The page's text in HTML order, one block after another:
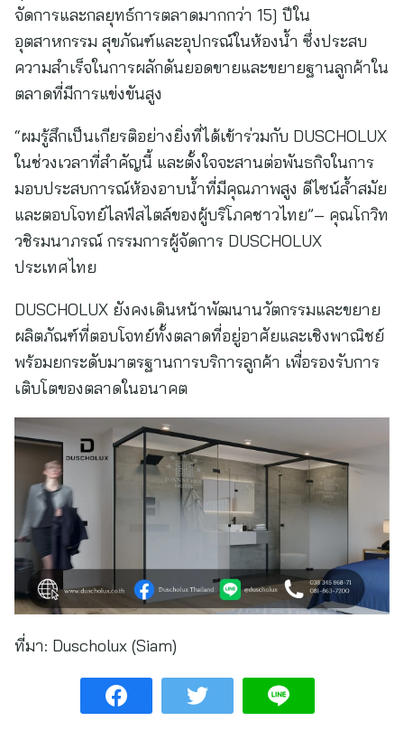
จัดการและกลยุทธ์การตลาดมากกว่า 15] ปีใน
อุตสาหกรรม สุขภัณฑ์และอุปกรณ์ในห้องน้ำ ซึ่งประสบ
ความสำเร็จในการผลักดันยอดขายและขยายฐานลูกค้าใน
ตลาดที่มีการแข่งขันสูง
“ผมรู้สึกเป็นเกียรติอย่างยิ่งที่ได้เข้าร่วมกับ DUSCHOLUX
ในช่วงเวลาที่สำคัญนี้ และตั้งใจจะสานต่อพันธกิจในการ
มอบประสบการณ์ห้องอาบน้ำที่มีคุณภาพสูง ดีไซน์ล้ำสมัย
และตอบโจทย์ไลฟ์สไตล์ของผู้บริโภคชาวไทย”– คุณโกวิท
วชิรมนาภรณ์ กรรมการผู้จัดการ DUSCHOLUX
ประเทศไทย
DUSCHOLUX ยังคงเดินหน้าพัฒนานวัตกรรมและขยาย
ผลิตภัณฑ์ที่ตอบโจทย์ทั้งตลาดที่อยู่อาศัยและเชิงพาณิชย์
พร้อมยกระดับมาตรฐานการบริการลูกค้า เพื่อรองรับการ
เติบโตของตลาดในอนาคต
ที่มา: Duscholux (Siam)